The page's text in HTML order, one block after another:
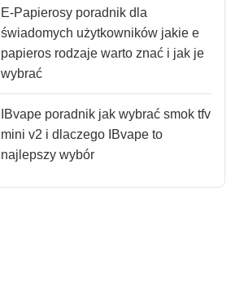
E-Papierosy poradnik dla
świadomych użytkowników jakie e
papieros rodzaje warto znać i jak je
wybrać
IBvape poradnik jak wybrać smok tfv
mini v2 i dlaczego IBvape to
najlepszy wybór